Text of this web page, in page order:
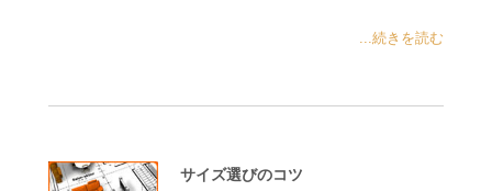
...続きを読む
サイズ選びのコツ